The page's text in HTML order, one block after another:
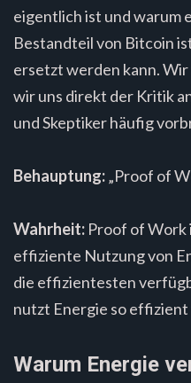
eigentlich ist und warum
Bestandteil von Bitcoin
ersetzt werden kann.
wir uns direkt der Kritik
und Skeptiker häufig
Behauptung:„Proof of
Wahrheit: Proof of Work
effiziente Nutzung von
die effizientesten
nutzt Energie so effizient
Warum Energie